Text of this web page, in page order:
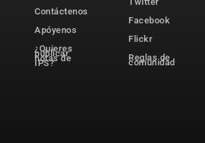
Contáctenos
Apóyenos
¿Quieres
publicar
notas de
IPS?
Facebook
Flickr
Reglas de
comunidad